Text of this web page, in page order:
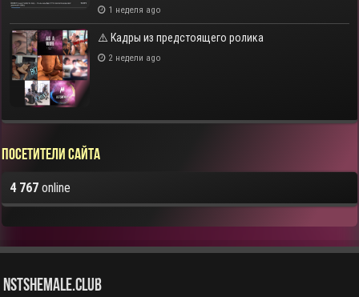
1 неделя ago
⚠️ Кадры из предстоящего ролика
2 недели ago
Посетители сайта
4 767 online
NstShemale.Club